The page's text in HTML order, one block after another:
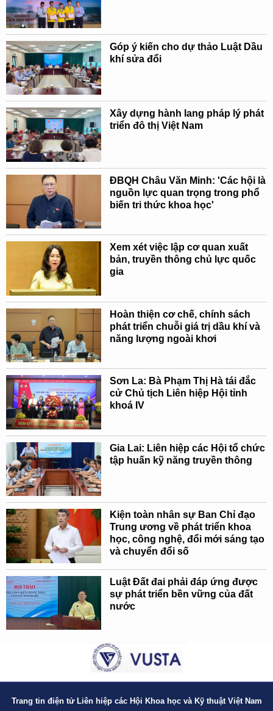
Góp ý kiến cho dự thảo Luật Dầu
khí sửa đổi
Xây dựng hành lang pháp lý phát
triển đô thị Việt Nam
ĐBQH Châu Văn Minh: 'Các hội là
nguồn lực quan trọng trong phổ
biến tri thức khoa học'
Xem xét việc lập cơ quan xuất
bản, truyền thông chủ lực quốc
gia
Hoàn thiện cơ chế, chính sách
phát triển chuỗi giá trị dầu khí và
năng lượng ngoài khơi
Sơn La: Bà Phạm Thị Hà tái đắc
cử Chủ tịch Liên hiệp Hội tỉnh
khoá IV
Gia Lai: Liên hiệp các Hội tổ chức
tập huấn kỹ năng truyền thông
Kiện toàn nhân sự Ban Chỉ đạo
Trung ương về phát triển khoa
học, công nghệ, đổi mới sáng tạo
và chuyển đổi số
Luật Đất đai phải đáp ứng được
sự phát triển bền vững của đất
nước
Trang tin điện tử Liên hiệp các Hội Khoa học và Kỹ thuật Việt Nam